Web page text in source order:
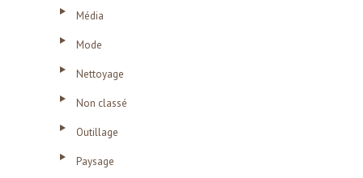
Média
Mode
Nettoyage
Non classé
Outillage
Paysage